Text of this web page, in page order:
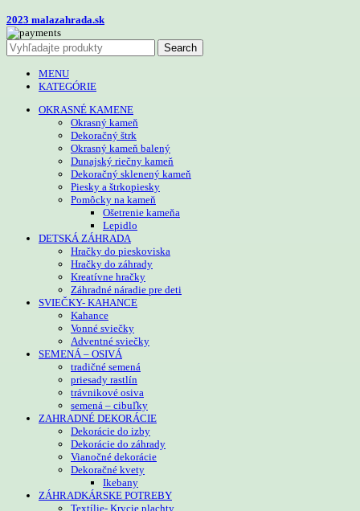
2023 malazahrada.sk
Search
MENU
KATEGÓRIE
OKRASNÉ KAMENE
Okrasný kameň
Dekoračný štrk
Okrasný kameň balený
Dunajský riečny kameň
Dekoračný sklenený kameň
Piesky a štrkopiesky
Pomôcky na kameň
Ošetrenie kameňa
Lepidlo
DETSKÁ ZÁHRADA
Hračky do pieskoviska
Hračky do záhrady
Kreatívne hračky
Záhradné náradie pre deti
SVIEČKY- KAHANCE
Kahance
Vonné sviečky
Adventné sviečky
SEMENÁ – OSIVÁ
tradičné semená
priesady rastlín
trávnikové osiva
semená – cibuľky
ZAHRADNÉ DEKORÁCIE
Dekorácie do izby
Dekorácie do záhrady
Vianočné dekorácie
Dekoračné kvety
Ikebany
ZÁHRADKÁRSKE POTREBY
Textílie- Krycie plachty